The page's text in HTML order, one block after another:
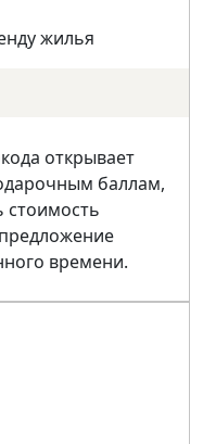
жилья
открывает
баллам,
времени.